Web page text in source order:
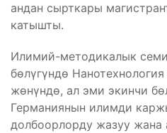
андан сырткары
катышты.
Илимий-методикалык
бөлүгүндө
жөнүндө, ал эми экинчи
Германиянын илимди
долбоорлорду жазуу жана